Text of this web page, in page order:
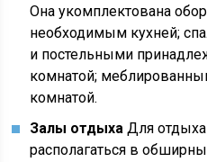
Она укомплектована
необходимым кухней;
и постельными
комнатой;
комнатой.
Залы отдыха Для
располагаться в